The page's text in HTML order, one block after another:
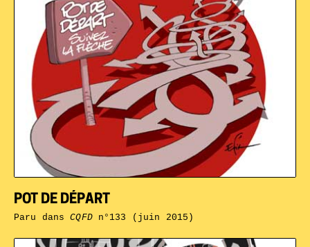
POT DE DÉPART
Paru dansCQFDn°133 (juin 2015)